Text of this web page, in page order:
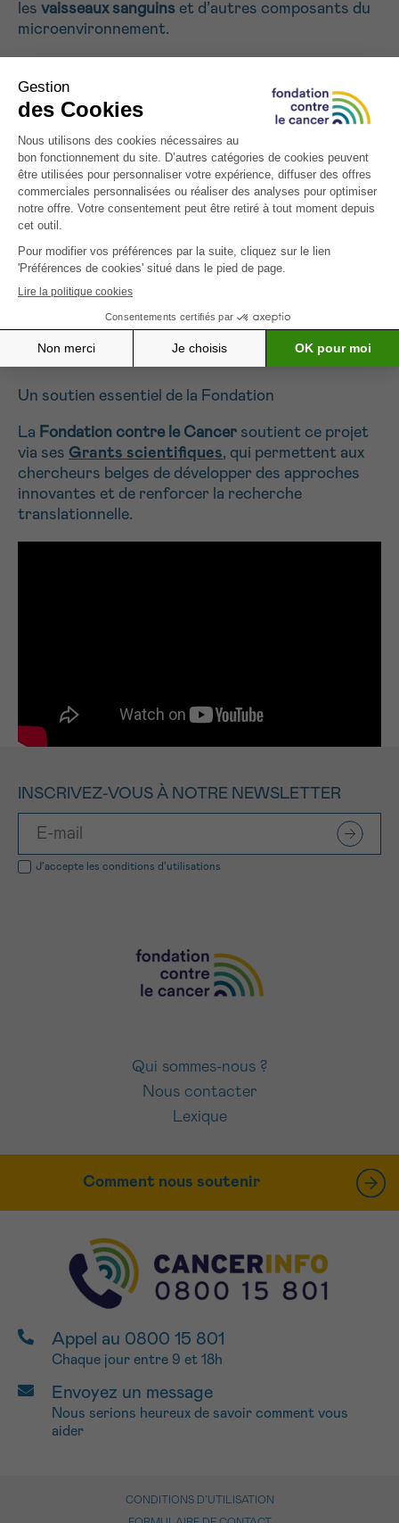
les vaisseaux sanguins et d’autres composants du
microenvironnement.
L’un des objectifs majeurs du laboratoire est de
capables de prédire
la réponse à certains traitements, notamment
l’immunothérapie. En identifiant les patients les
plus susceptibles de répondre à une thérapie, on
améliore l’efficacité tout en réduisant les effets
secondaires.
« LE MICROENVIRONNEMENT TUMORAL
EST UNE MINE D’INFORMATIONS. EN LE
COMPRENANT MIEUX, ON PEUT
CONCEVOIR DES TRAITEMENTS PLUS
— PROF. DIETHER LAMBRECHTS
Un soutien essentiel de la Fondation
La Fondation contre le Cancer soutient ce projet
via ses Grants scientifiques, qui permettent aux
chercheurs belges de développer des approches
innovantes et de renforcer la recherche
translationnelle.
INSCRIVEZ-VOUS À NOTRE NEWSLETTER
J’accepte les conditions d’utilisations
Qui sommes-nous ?
Nous contacter
Lexique
Comment nous soutenir
Appel au 0800 15 801
Chaque jour entre 9 et 18h
Envoyez un message
Nous serions heureux de savoir comment vous
aider
CONDITIONS D’UTILISATION